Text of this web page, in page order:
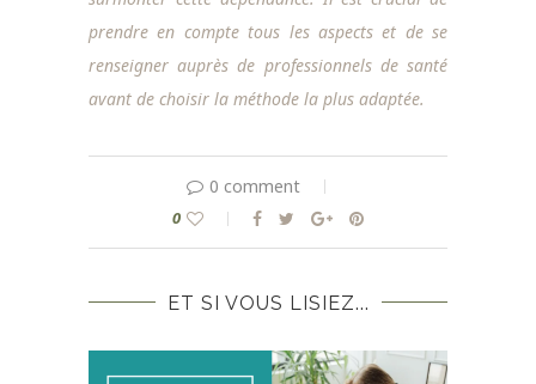
prendre en compte tous les aspects et de se
renseigner auprès de professionnels de santé
avant de choisir la méthode la plus adaptée.
0 comment
0
ET SI VOUS LISIEZ...